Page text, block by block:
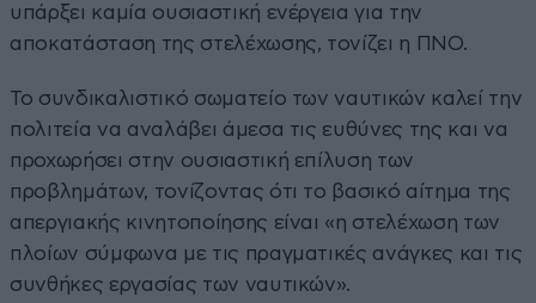
υπάρξει καμία ουσιαστική ενέργεια για την
αποκατάσταση της στελέχωσης, τονίζει η ΠΝΟ.
Το συνδικαλιστικό σωματείο των ναυτικών καλεί την
πολιτεία να αναλάβει άμεσα τις ευθύνες της και να
προχωρήσει στην ουσιαστική επίλυση των
προβλημάτων, τονίζοντας ότι το βασικό αίτημα της
απεργιακής κινητοποίησης είναι «η στελέχωση των
πλοίων σύμφωνα με τις πραγματικές ανάγκες και τις
συνθήκες εργασίας των ναυτικών».